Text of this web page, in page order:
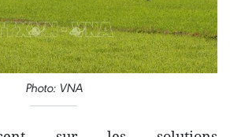
Photo: VNA